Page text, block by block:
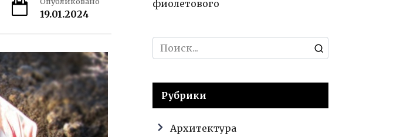
19.01.2024
фиолетового
Search
for:
Рубрики
Архитектура